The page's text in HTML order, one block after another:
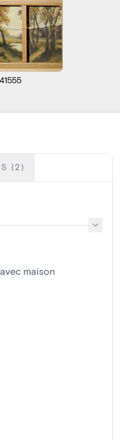
(2)
maison